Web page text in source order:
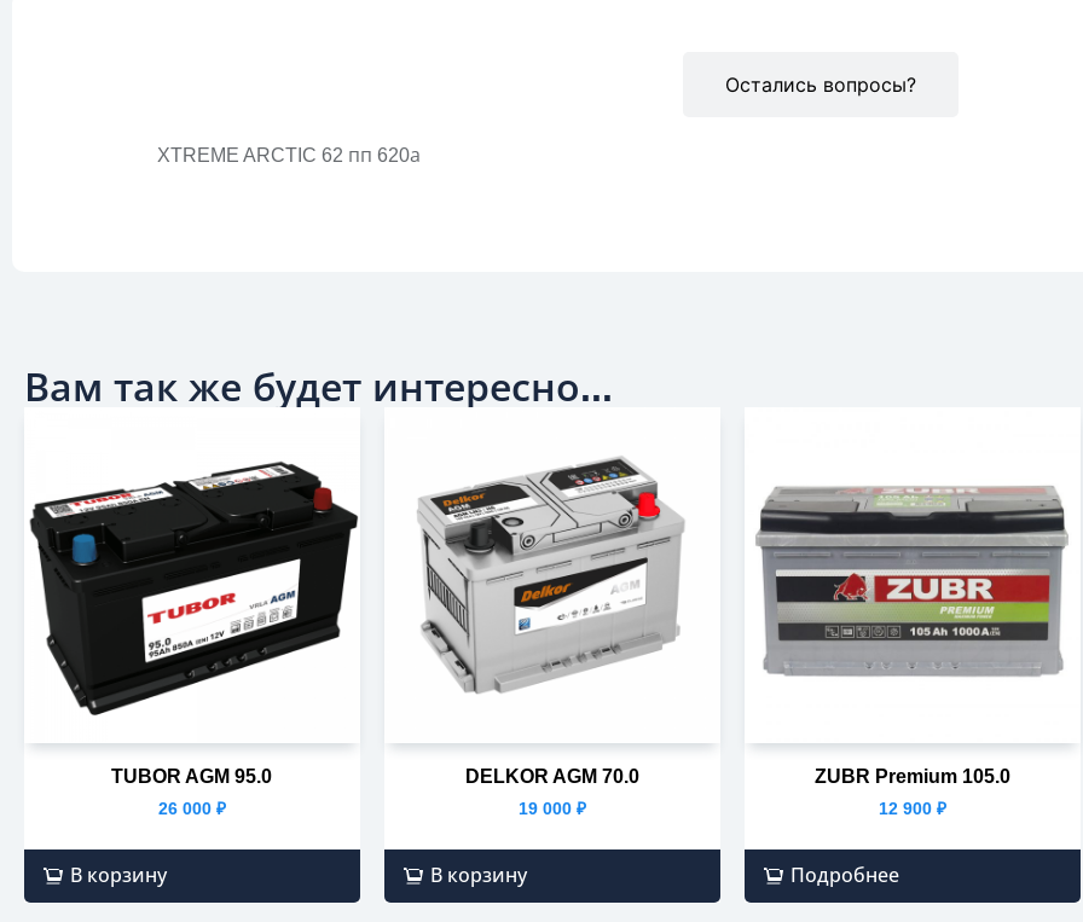
Остались вопросы?
XTREME ARCTIC 62 пп 620а
Вам так же будет интересно...
TUBOR AGM 95.0
26 000 ₽
В корзину
DELKOR AGM 70.0
19 000 ₽
В корзину
ZUBR Premium 105.0
12 900 ₽
Подробнее